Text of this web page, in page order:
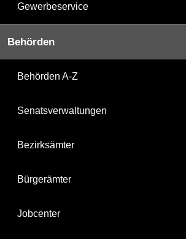
Gewerbeservice
Behörden
Behörden A-Z
Senatsverwaltungen
Bezirksämter
Bürgerämter
Jobcenter